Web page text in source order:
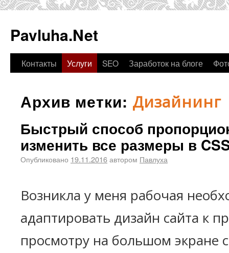
Pavluha.Net
Контакты Услуги SEO Заработок на блоге
Архив метки: Дизайнинг
Быстрый способ
изменить все размеры в
Опубликовано 19.11.2016автором Павлуха
Возникла у меня рабочая
адаптировать дизайн сайта к
просмотру на большом экране